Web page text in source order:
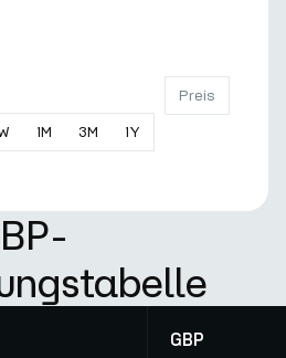
1M 3M 1Y
Preis
GBP